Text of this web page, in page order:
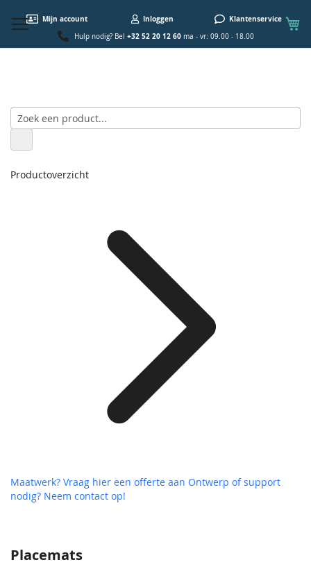
Mijn account Inloggen Klantenservice
Hulp nodig? Bel +32 52 20 12 60ma - vr: 09.00 - 18.00
Placemats
Productoverzicht
Maatwerk? Vraag hier een offerte aan Ontwerp of support
nodig? Neem contact op!